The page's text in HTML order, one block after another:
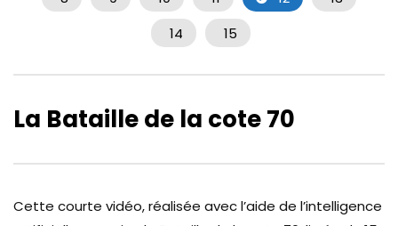
14
15
La Bataille de la cote 70
Cette courte vidéo, réalisée avec l’aide de l’intelligence